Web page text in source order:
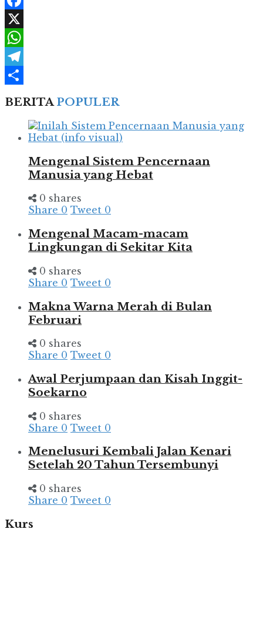
Facebook
X
WhatsApp
Telegram
BERITAPOPULER
Mengenal Sistem Pencernaan
Manusia yang Hebat
0 shares
Share 0 Tweet 0
Mengenal Macam-macam
Lingkungan di Sekitar Kita
0 shares
Share 0 Tweet 0
Makna Warna Merah di Bulan
Februari
0 shares
Share 0 Tweet 0
Awal Perjumpaan dan Kisah Inggit-
Soekarno
0 shares
Share 0 Tweet 0
Menelusuri Kembali Jalan Kenari
Setelah 20 Tahun Tersembunyi
0 shares
Share 0 Tweet 0
Kurs